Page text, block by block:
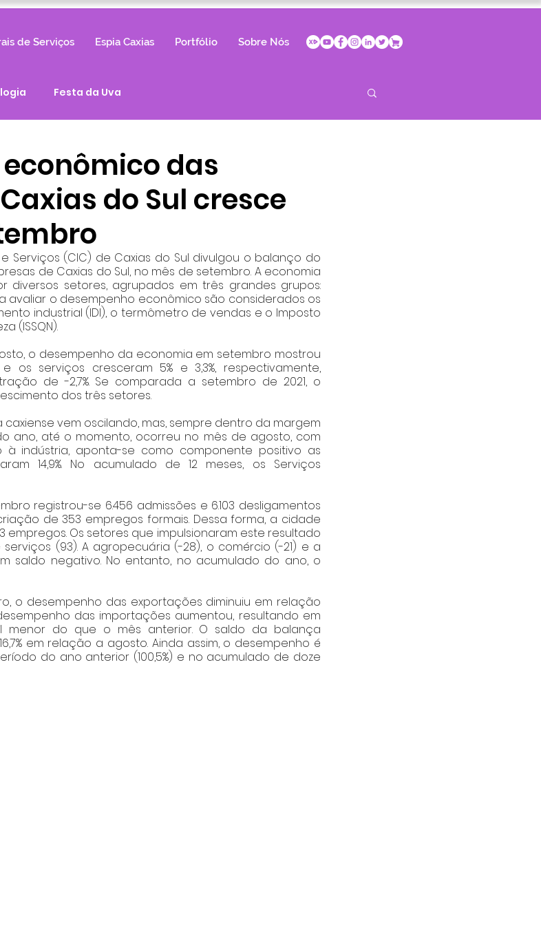
de Serviços Espia Caxias Portfólio Sobre Nós
Festa da Uva
das
do Sul cresce
Serviços (CIC) de Caxias do Sul divulgou o balanço do
de Caxias do Sul, no mês de setembro. A economia
diversos setores, agrupados em três grandes grupos:
avaliar o desempenho econômico são considerados os
industrial (IDI), o termômetro de vendas e o Imposto
(ISSQN).
o desempenho da economia em setembro mostrou
os serviços cresceram 5% e 3,3%, respectivamente,
de -2,7%. Se comparada a setembro de 2021, o
dos três setores.
vem oscilando, mas, sempre dentro da margem
ano, até o momento, ocorreu no mês de agosto, com
à indústria, aponta-se como componente positivo as
14,9%. No acumulado de 12 meses, os Serviços
registrou-se 6.456 admissões e 6.103 desligamentos
de 353 empregos formais. Dessa forma, a cidade
empregos. Os setores que impulsionaram este resultado
(93). A agropecuária (-28), o comércio (-21) e a
saldo negativo. No entanto, no acumulado do ano, o
o desempenho das exportações diminuiu em relação
das importações aumentou, resultando em
menor do que o mês anterior. O saldo da balança
em relação a agosto. Ainda assim, o desempenho é
do ano anterior (100,5%) e no acumulado de doze